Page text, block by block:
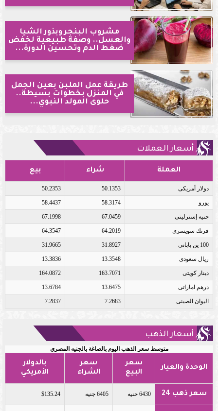
مشروب البنجر وبذور الشيا
والعسل.. وصفة طبيعية لخفض
ضغط الدم وتحسين الدورة...
طريقة عمل الملبن بعين الجمل
في المنزل بخطوات بسيطة..
حلوى المولد النبوي...
أسعار العملات
العملة شراء بيع
دولار أمريكى 50.1353
50.2353
يورو 58.3174
58.4437
جنيه إسترلينى 67.0459
67.1998
فرنك سويسرى 64.2019
64.3547
100 ين يابانى 31.8927
31.9665
ريال سعودى 13.3548
13.3836
دينار كويتى 163.7071
164.0872
درهم اماراتى 13.6475
13.6784
اليوان الصينى 7.2683
7.2837
أسعار الذهب
متوسط سعر الذهب اليوم بالصاغة بالجنيه المصري
الوحدة والعيار
سعر
البيع
سعر
الشراء
بالدولار
الأمريكي
سعر ذهب 24 6430 جنيه 6405 جنيه $135.24